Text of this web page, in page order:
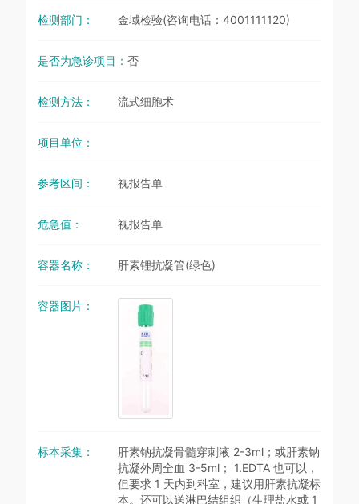
检测部门： 金域检验(咨询电话：4001111120)
是否为急诊项目： 否
检测方法： 流式细胞术
项目单位：
参考区间： 视报告单
危急值： 视报告单
容器名称： 肝素锂抗凝管(绿色)
容器图片：
标本采集：
肝素钠抗凝骨髓穿刺液 2-3ml；或肝素钠
抗凝外周全血 3-5ml； 1.EDTA 也可以，
但要求 1 天内到科室，建议用肝素抗凝标
本。还可以送淋巴结组织（生理盐水或 1